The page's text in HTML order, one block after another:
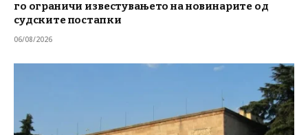
го ограничи известувањето на новинарите од
судските постапки
06/08/2026